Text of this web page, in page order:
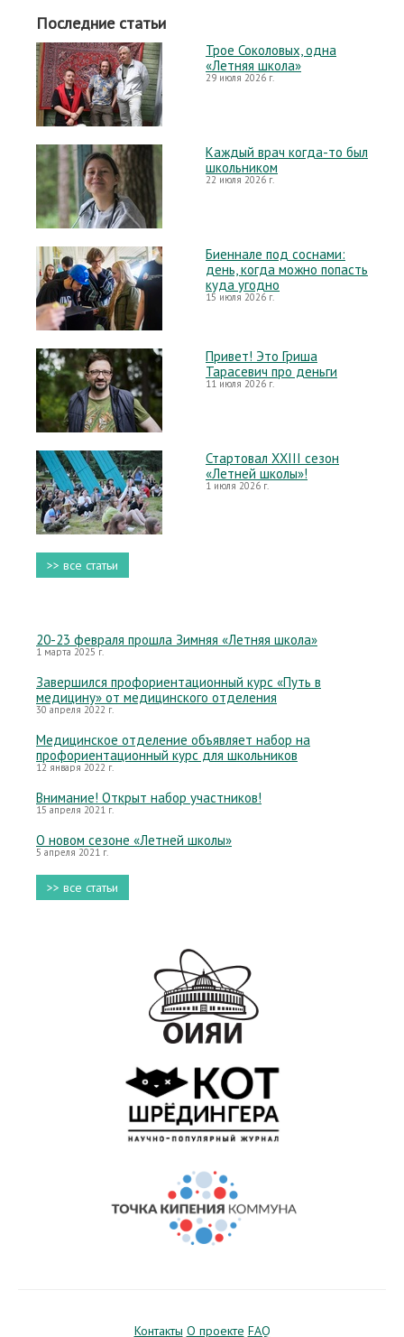
Последние статьи
Трое Соколовых, одна
«Летняя школа»
29 июля 2026 г.
Каждый врач когда-то был
школьником
22 июля 2026 г.
Биеннале под соснами:
день, когда можно попасть
куда угодно
15 июля 2026 г.
Привет! Это Гриша
Тарасевич про деньги
11 июля 2026 г.
Стартовал XXIII сезон
«Летней школы»!
1 июля 2026 г.
>> все статьи
20-23 февраля прошла Зимняя «Летняя школа»
1 марта 2025 г.
Завершился профориентационный курс «Путь в
медицину» от медицинского отделения
30 апреля 2022 г.
Медицинское отделение объявляет набор на
профориентационный курс для школьников
12 января 2022 г.
Внимание! Открыт набор участников!
15 апреля 2021 г.
О новом сезоне «Летней школы»
5 апреля 2021 г.
>> все статьи
Контакты О проекте FAQ